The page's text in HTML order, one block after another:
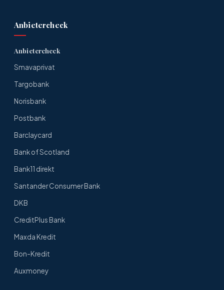
Anbietercheck
Anbietercheck
Smavaprivat
Targobank
Norisbank
Postbank
Barclaycard
Bank of Scotland
Bank11 direkt
Santander Consumer Bank
DKB
CreditPlus Bank
Maxda Kredit
Bon-Kredit
Auxmoney